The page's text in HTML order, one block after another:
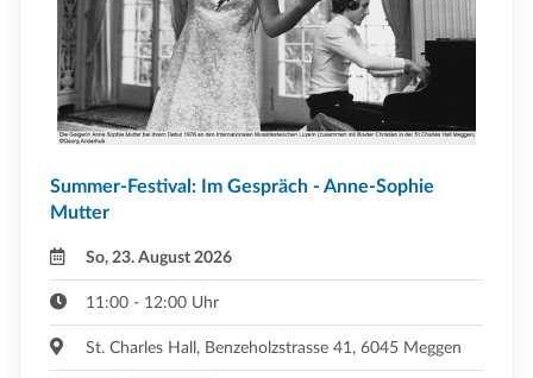
Summer-Festival: Im Gespräch - Anne-Sophie
Mutter
So, 23. August 2026
11:00 - 12:00 Uhr
St. Charles Hall, Benzeholzstrasse 41, 6045 Meggen